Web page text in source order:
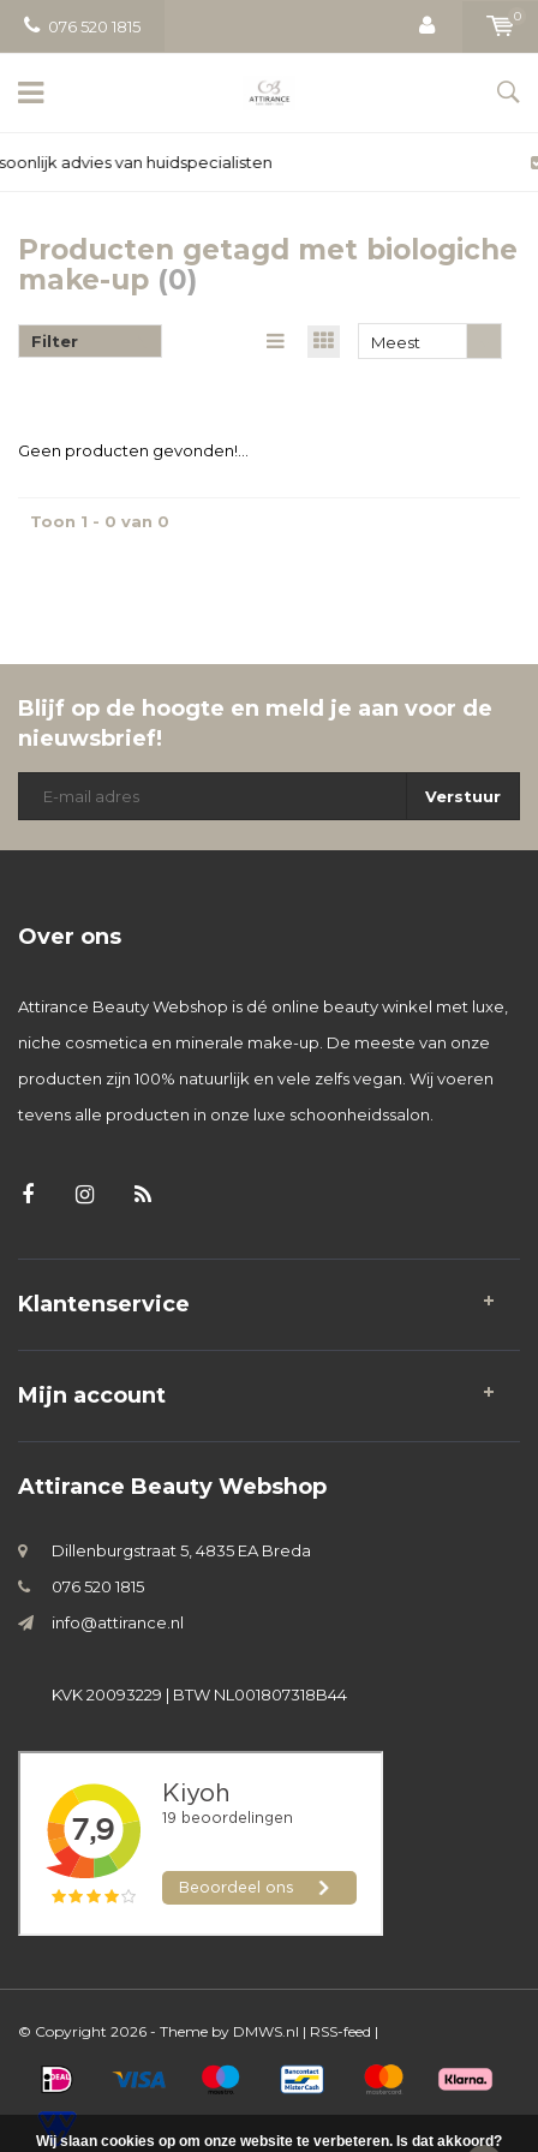
076 520 1815
0
Gratis bezorging vanaf € 50
Producten getagd met biologiche
make-up (0)
Filter
Meest
Geen producten gevonden!...
Toon 1 - 0 van 0
Blijf op de hoogte en meld je aan voor de
nieuwsbrief!
Verstuur
Over ons
Attirance Beauty Webshop is dé online beauty winkel met luxe,
niche cosmetica en minerale make-up. De meeste van onze
producten zijn 100% natuurlijk en vele zelfs vegan. Wij voeren
tevens alle producten in onze luxe schoonheidssalon.
Klantenservice
Mijn account
Attirance Beauty Webshop
Dillenburgstraat 5, 4835 EA Breda
076 520 1815
info@attirance.nl
KVK 20093229 | BTW NL001807318B44
© Copyright 2026 - Theme by DMWS.nl | RSS-feed |
Wij slaan cookies op om onze website te verbeteren. Is dat akkoord?